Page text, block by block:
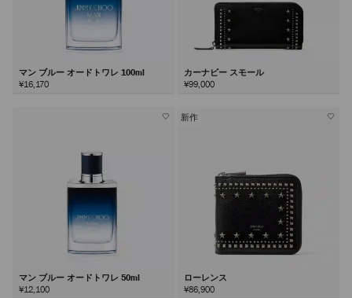
マン ブルー オードトワレ 100ml
¥16,170
カーナビー スモール
¥99,000
マン ブルー オードトワレ 50ml
¥12,100
新作
ローレンス
¥86,900